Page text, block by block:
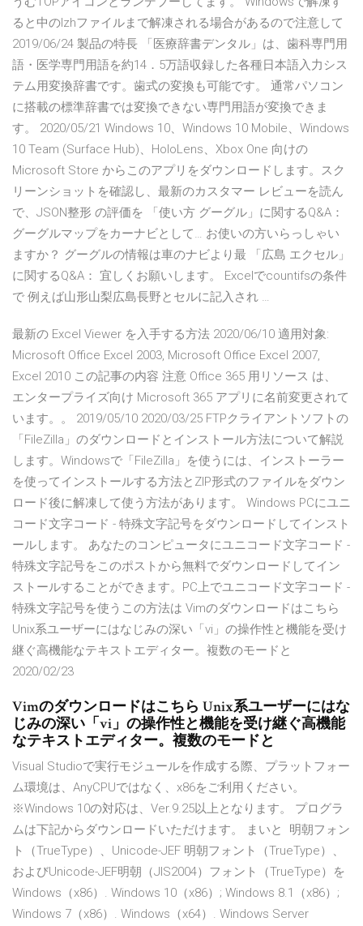
ると中のlzhファイルまで解凍される場合があるので注意して
2019/06/24 製品の特長 「医療辞書デンタル」は、歯科専門用
語・医学専門用語を約14．5万語収録した各種日本語入力シス
テム用変換辞書です。歯式の変換も可能です。 通常パソコン
に搭載の標準辞書では変換できない専門用語が変換できま
す。 2020/05/21 Windows 10、Windows 10 Mobile、Windows
10 Team (Surface Hub)、HoloLens、Xbox One 向けの
Microsoft Store からこのアプリをダウンロードします。スク
リーンショットを確認し、最新のカスタマー レビューを読ん
で、JSON整形 の評価を 「使い方 グーグル」に関するQ&A：
グーグルマップをカーナビとして… お使いの方いらっしゃい
ますか？ グーグルの情報は車のナビより最 「広島 エクセル」
に関するQ&A： 宜しくお願いします。 Excelでcountifsの条件
で 例えば山形山梨広島長野とセルに記入され …
最新の Excel Viewer を入手する方法 2020/06/10 適用対象:
Microsoft Office Excel 2003, Microsoft Office Excel 2007,
Excel 2010 この記事の内容 注意 Office 365 用リソース は、
エンタープライズ向け Microsoft 365 アプリに名前変更されて
います。。 2019/05/10 2020/03/25 FTPクライアントソフトの
「FileZilla」のダウンロードとインストール方法について解説
します。Windowsで「FileZilla」を使うには、インストーラー
を使ってインストールする方法とZIP形式のファイルをダウン
ロード後に解凍して使う方法があります。 Windows PCにユニ
コード文字コード - 特殊文字記号をダウンロードしてインスト
ールします。 あなたのコンピュータにユニコード文字コード -
特殊文字記号をこのポストから無料でダウンロードしてイン
ストールすることができます。PC上でユニコード文字コード -
特殊文字記号を使うこの方法は Vimのダウンロードはこちら
Unix系ユーザーにはなじみの深い「vi」の操作性と機能を受け
継ぐ高機能なテキストエディター。複数のモードと
2020/02/23
Vimのダウンロードはこちら Unix系ユーザーにはな
じみの深い「vi」の操作性と機能を受け継ぐ高機能
なテキストエディター。複数のモードと
Visual Studioで実行モジュールを作成する際、プラットフォー
ム環境は、AnyCPUではなく、x86をご利用ください。
※Windows 10の対応は、Ver.9.25以上となります。 プログラ
ムは下記からダウンロードいただけます。 まいと 明朝フォン
ト（TrueType）、Unicode-JEF 明朝フォント（TrueType）、
およびUnicode-JEF明朝（JIS2004）フォント（TrueType）を
Windows（x86）. Windows 10（x86）; Windows 8.1（x86）;
Windows 7（x86）. Windows（x64）. Windows Server